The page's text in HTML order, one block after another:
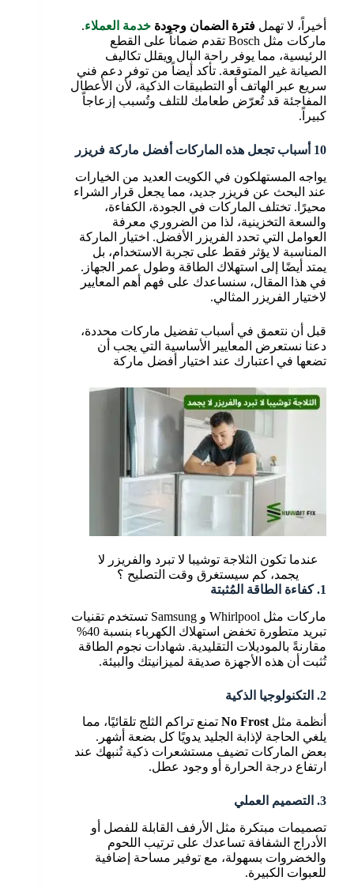
أخيراً، لا تهمل فترة الضمان وجودة خدمة العملاء.
ماركات مثل Bosch تقدم ضماناً على القطع
الرئيسية، مما يوفر راحة البال ويقلل تكاليف
الصيانة غير المتوقعة. تأكد أيضاً من توفر دعم فني
سريع عبر الهاتف أو التطبيقات الذكية، لأن الأعطال
المفاجئة قد تُعرّض طعامك للتلف وتُسبب إزعاجاً
كبيراً.
10 أسباب تجعل هذه الماركات أفضل ماركة فريزر
يواجه المستهلكون في الكويت العديد من الخيارات
عند البحث عن فريزر جديد، مما يجعل قرار الشراء
محيرًا. تختلف الماركات في الجودة، الكفاءة،
والسعة التخزينية، لذا من الضروري معرفة
العوامل التي تحدد الفريزر الأفضل. اختيار الماركة
المناسبة لا يؤثر فقط على تجربة الاستخدام، بل
يمتد أيضًا إلى استهلاك الطاقة وطول عمر الجهاز.
في هذا المقال، سنساعدك على فهم أهم المعايير
لاختيار الفريزر المثالي.
قبل أن نتعمق في أسباب تفضيل ماركات محددة،
دعنا نستعرض المعايير الأساسية التي يجب أن
تضعها في اعتبارك عند اختيار أفضل ماركة
عندما تكون الثلاجة توشيبا لا تبرد والفريزر لا
يجمد، كم سيستغرق وقت التصليح ؟
1
.كفاءة الطاقة المُثبتة
ماركات مثل Whirlpool و Samsung تستخدم تقنيات
تبريد متطورة تخفض استهلاك الكهرباء بنسبة 40%
مقارنةً بالموديلات التقليدية. شهادات نجوم الطاقة
تُثبت أن هذه الأجهزة صديقة لميزانيتك والبيئة.
2. التكنولوجيا الذكية
أنظمة مثلNo Frost تمنع تراكم الثلج تلقائيًا، مما
يلغي الحاجة لإذابة الجليد يدويًا كل بضعة أشهر.
بعض الماركات تضيف مستشعرات ذكية تُنبهك عند
ارتفاع درجة الحرارة أو وجود عطل.
3. التصميم العملي
تصميمات مبتكرة مثل الأرفف القابلة للفصل أو
الأدراج الشفافة تساعدك على ترتيب اللحوم
والخضروات بسهولة، مع توفير مساحة إضافية
للعبوات الكبيرة.